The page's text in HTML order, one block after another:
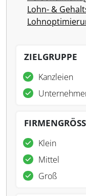
Lohn- &
ZIELGRUPPE
Kanzleien
Klein
Mittel
Groß